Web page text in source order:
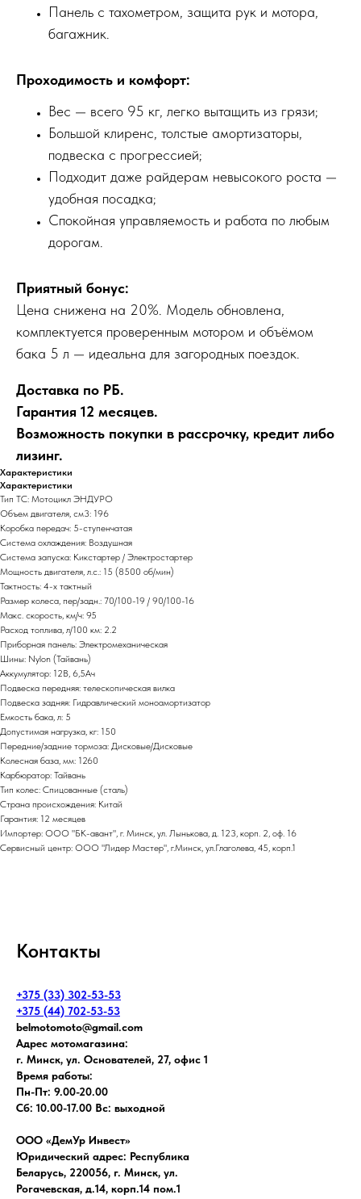
Панель с тахометром, защита рук и мотора,
багажник.
Проходимость и комфорт:
Вес — всего 95 кг, легко вытащить из грязи;
Большой клиренс, толстые амортизаторы,
подвеска с прогрессией;
Подходит даже райдерам невысокого роста —
удобная посадка;
Спокойная управляемость и работа по любым
дорогам.
Приятный бонус:
Цена снижена на 20%. Модель обновлена,
комплектуется проверенным мотором и объёмом
бака 5 л — идеальна для загородных поездок.
Доставка по РБ.
Гарантия 12 месяцев.
Возможность покупки в рассрочку, кредит либо
лизинг.
Характеристики
Характеристики
Тип ТС: Мотоцикл ЭНДУРО
Объем двигателя, см3: 196
Коробка передач: 5-ступенчатая
Система охлаждения: Воздушная
Система запуска: Кикстартер / Электростартер
Мощность двигателя, л.с.: 15 (8500 об/мин)
Тактность: 4-x тактный
Размер колеса, пер/задн.: 70/100-19 / 90/100-16
Макс. скорость, км/ч: 95
Расход топлива, л/100 км: 2.2
Приборная панель: Электромеханическая
Шины: Nylon (Тайвань)
Аккумулятор: 12В, 6,5Ач
Подвеска передняя: телескопическая вилка
Подвеска задняя: Гидравлический моноамортизатор
Емкость бака, л: 5
Допустимая нагрузка, кг: 150
Передние/задние тормоза: Дисковые/Дисковые
Колесная база, мм: 1260
Карбюратор: Тайвань
Тип колес: Cпицованные (сталь)
Страна происхождения: Китай
Гарантия: 12 месяцев
Импортер: ООО "БК-авант", г. Минск, ул. Лынькова, д. 123, корп. 2, оф. 16
Сервисный центр: ООО "Лидер Мастер", г.Минск, ул.Глаголева, 45, корп.1
Контакты
+375 (33) 302-53-53
+375 (44) 702-53-53
belmotomoto@gmail.com
Адрес мотомагазина:
г. Минск, ул. Основателей, 27, офис 1
Время работы:
Пн-Пт: 9.00-20.00
Сб: 10.00-17.00 Вс: выходной
ООО «ДемУр Инвест»
Юридический адрес: Республика
Беларусь, 220056, г. Минск, ул.
Рогачевская, д.14, корп.14 пом.1